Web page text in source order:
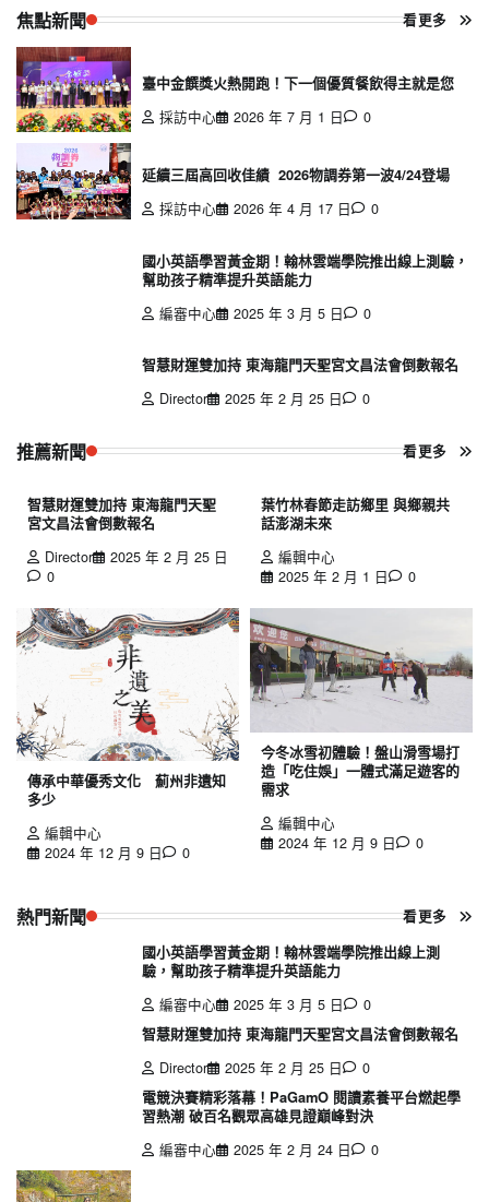
焦點新聞 看更多
臺中金饌獎火熱開跑！下一個優質餐飲得主就是您
採訪中心
2026 年 7 月 1 日 0
延續三屆高回收佳績 2026物調券第一波4/24登場
採訪中心
2026 年 4 月 17 日 0
國小英語學習黃金期！翰林雲端學院推出線上測驗，
幫助孩子精準提升英語能力
編審中心
2025 年 3 月 5 日 0
智慧財運雙加持 東海龍門天聖宮文昌法會倒數報名
Director
2025 年 2 月 25 日 0
推薦新聞 看更多
智慧財運雙加持 東海龍門天聖
宮文昌法會倒數報名
Director
2025 年 2 月 25 日
0
葉竹林春節走訪鄉里 與鄉親共
話澎湖未來
編輯中心
2025 年 2 月 1 日
0
傳承中華優秀文化 薊州非遺知
多少
編輯中心
2024 年 12 月 9 日
0
今冬冰雪初體驗！盤山滑雪場打
造「吃住娛」一體式滿足遊客的
需求
編輯中心
2024 年 12 月 9 日
0
熱門新聞 看更多
國小英語學習黃金期！翰林雲端學院推出線上測
驗，幫助孩子精準提升英語能力
編審中心
2025 年 3 月 5 日
0
智慧財運雙加持 東海龍門天聖宮文昌法會倒數報名
Director
2025 年 2 月 25 日
0
電競決賽精彩落幕！PaGamO 閱讀素養平台燃起學
習熱潮 破百名觀眾高雄見證巔峰對決
編審中心
2025 年 2 月 24 日 0